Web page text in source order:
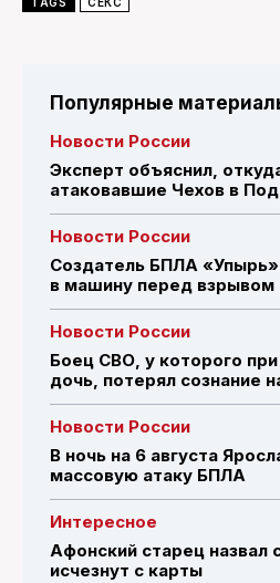
Популярные
Новости России
Эксперт объяснил,
атаковавшие Чехов в
Новости России
Создатель БПЛА «Упырь»
в машину перед взрывом
Новости России
Боец СВО, у которого
дочь, потерял сознание
Новости России
В ночь на 6 августа
массовую атаку БПЛА
Интересное
Афонский старец назвал
исчезнут с карты